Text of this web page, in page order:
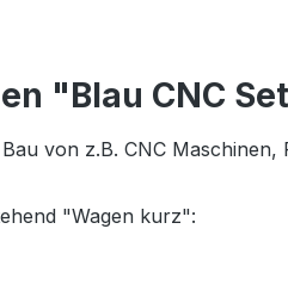
"Blau CNC
von z.B. CNC
"Wagen kurz":